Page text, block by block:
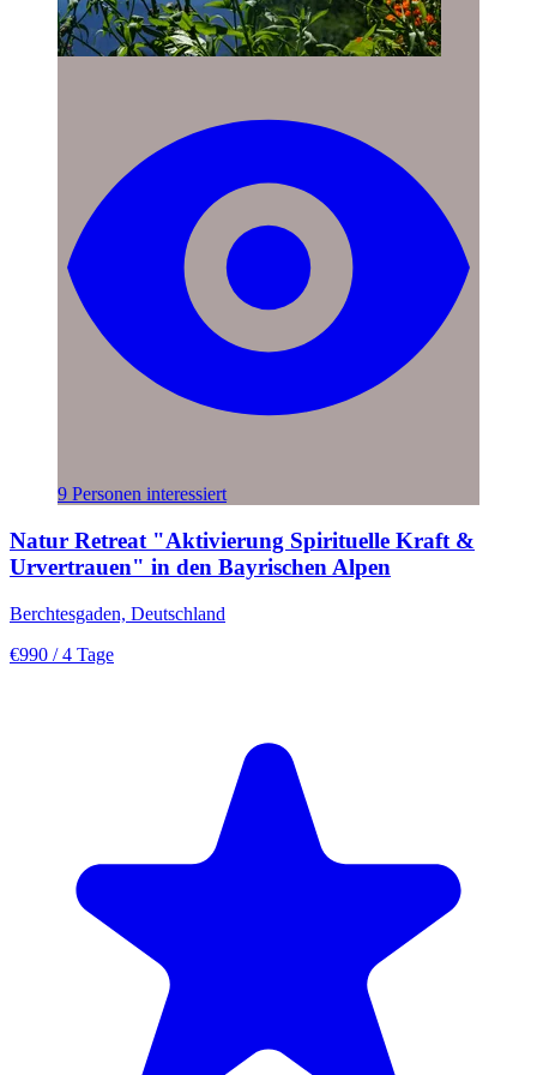
9 Personen interessiert
Natur Retreat "Aktivierung Spirituelle Kraft &
Urvertrauen" in den Bayrischen Alpen
Berchtesgaden, Deutschland
€990 / 4 Tage